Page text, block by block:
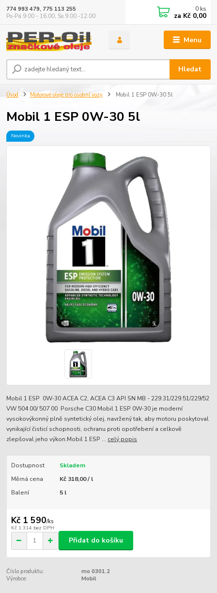
Menu
Hledat
774 993 479, 775 113 255
Po-Pá 9.00 - 16.00, So 9.00 -12.00
0 ks
za Kč 0,00
Úvod Motorové oleje pro osobní vozy Mobil 1 ESP 0W-30 5l
Mobil 1 ESP 0W-30 5l
Novinka
Mobil 1 ESP 0W-30 ACEA C2, ACEA C3 API SN MB - 229.31/229.51/229/52
VW 504 00/ 507 00 Porsche C30 Mobil 1 ESP 0W-30 je moderní
vysokovýkonný plně syntetický olej, navržený tak, aby motoru poskytoval
vynikající čisticí schopnosti, ochranu proti opotřebení a celkově
zlepšoval jeho výkon.Mobil 1 ESP ... celý popis
Dostupnost
Skladem
Měrná cena
Kč 318,00 / l
Balení
5 l
Kč 1 590/ks
Kč 1 314 bez DPH
Přidat do košíku
Číslo produktu:
mo 0301.2
Výrobce:
Mobil